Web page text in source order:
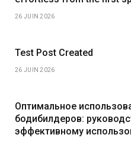
26 JUIN 2026
Test Post Created
26 JUIN 2026
Оптимальное
бодибилдеров:
эффективному